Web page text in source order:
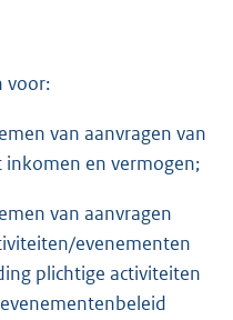
voor:
van aanvragen van
en vermogen;
van aanvragen
evenementen
plichtige activiteiten